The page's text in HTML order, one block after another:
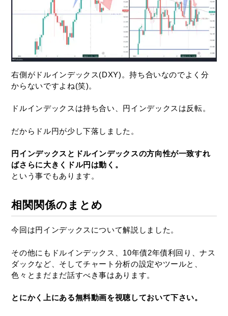
右側がドルインデックス(DXY)。持ち合いなのでよく分
からないですよね(笑)。
ドルインデックスは持ち合い、円インデックスは反転。
だからドル円が少し下落しました。
円インデックスとドルインデックスの方向性が一致すれ
ばさらに大きくドル円は動く。
という事でもあります。
相関関係のまとめ
今回は円インデックスについて解説しました。
その他にもドルインデックス、10年債2年債利回り、ナス
ダックなど、そしてチャート分析の設定やツールと、
色々とまだまだ話すべき事はあります。
とにかく上にある無料動画を視聴しておいて下さい。